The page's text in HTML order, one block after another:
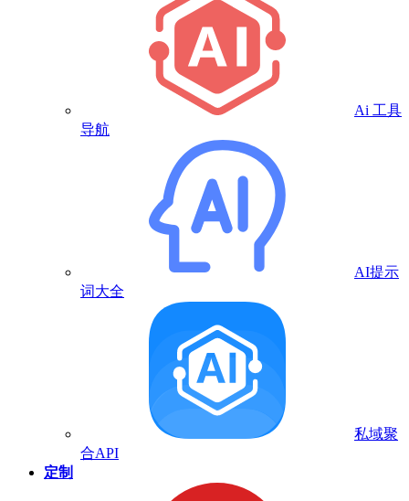
Ai 工具
导航
AI提示
词大全
私域聚
合API
定制